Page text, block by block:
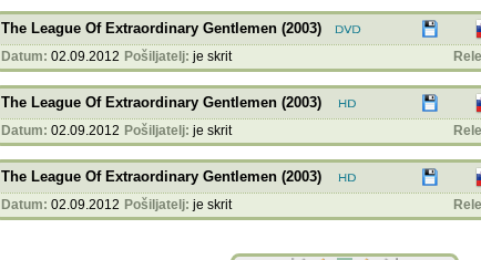
The League Of Extraordinary Gentlemen (2003)
Datum: 02.09.2012 Pošiljatelj: je skrit
The League Of Extraordinary Gentlemen (2003)
Datum: 02.09.2012 Pošiljatelj: je skrit
The League Of Extraordinary Gentlemen (2003)
Datum: 02.09.2012 Pošiljatelj: je skrit